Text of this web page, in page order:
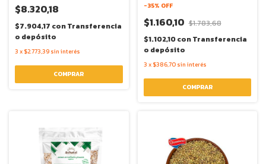
$8.320,18
$7.904,17 conTransferencia
o depósito
3 x $2.773,39 sin interés
-35% OFF
$1.160,10 $1.783,68
$1.102,10conTransferencia
o depósito
3 x $386,70 sin interés